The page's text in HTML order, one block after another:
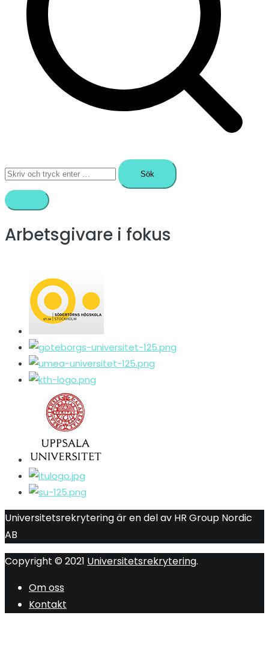
Sök
efter:
Arbetsgivare i fokus
Universitetsrekrytering är en del av HR Group Nordic
AB
Copyright © 2021 Universitetsrekrytering.
Om oss
Kontakt